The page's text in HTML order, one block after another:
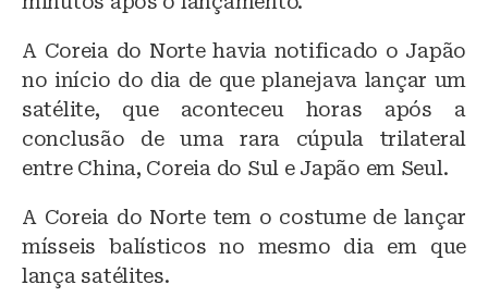
A Coreia do Norte havia notificado o Japão
no início do dia de que planejava lançar um
satélite, que aconteceu horas após a
conclusão de uma rara cúpula trilateral
entre China, Coreia do Sul e Japão em Seul.
A Coreia do Norte tem o costume de lançar
mísseis balísticos no mesmo dia em que
lança satélites.